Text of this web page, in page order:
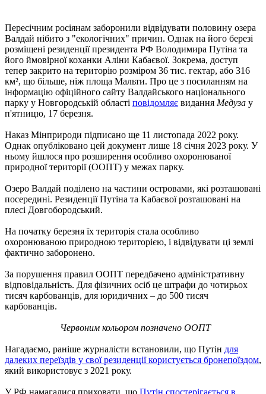
Пересічним росіянам заборонили відвідувати половину озера
Валдай нібито з "екологічних" причин. Однак на його березі
розміщені резиденції президента РФ Володимира Путіна та
його ймовірної коханки Аліни Кабаєвої. Зокрема, доступ
тепер закрито на територію розміром 36 тис. гектар, або 316
км², що більше, ніж площа Мальти. Про це з посиланням на
інформацію офіційного сайту Валдайського національного
парку у Новгородській області повідомляє видання Медуза у
п'ятницю, 17 березня.
Наказ Мінприроди підписано ще 11 листопада 2022 року.
Однак опубліковано цей документ лише 18 січня 2023 року. У
ньому йшлося про розширення особливо охоронюваної
природної території (ООПТ) у межах парку.
Озеро Валдай поділено на частини островами, які розташовані
посередині. Резиденції Путіна та Кабаєвої розташовані на
плесі Довгобородський.
На початку березня їх територія стала особливо
охоронюваною природною територією, і відвідувати ці землі
фактично заборонено.
За порушення правил ООПТ передбачено адміністративну
відповідальність. Для фізичних осіб це штрафи до чотирьох
тисяч карбованців, для юридичних – до 500 тисяч
карбованців.
Червоним кольором позначено ООПТ
Нагадаємо, раніше журналісти встановили, що Путін для
далеких переїздів у свої резиденції користується бронепоїздом,
який використовує з 2021 року.
У РФ намагалися приховати, що Путін спостерігається в